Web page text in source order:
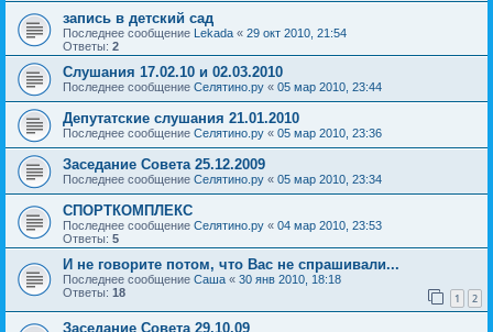
запись в детский сад
Последнее сообщение Lekada « 29 окт 2010, 21:54
Ответы: 2
Слушания 17.02.10 и 02.03.2010
Последнее сообщение Селятино.ру « 05 мар 2010, 23:44
Депутатские слушания 21.01.2010
Последнее сообщение Селятино.ру « 05 мар 2010, 23:36
Заседание Совета 25.12.2009
Последнее сообщение Селятино.ру « 05 мар 2010, 23:34
СПОРТКОМПЛЕКС
Последнее сообщение Селятино.ру « 04 мар 2010, 23:53
Ответы: 5
И не говорите потом, что Вас не спрашивали...
Последнее сообщение Саша « 30 янв 2010, 18:18
Ответы: 18 1 2
Заседание Совета 29.10.09